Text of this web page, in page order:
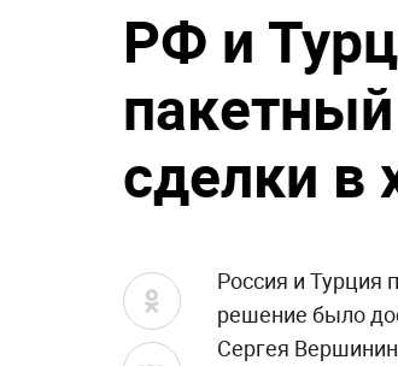
РФ и
сделки в
Россия и Турция
решение было
Сергея